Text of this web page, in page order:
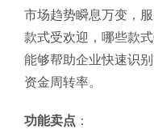
市场趋势瞬息万变，
款式受欢迎，哪些款
能够帮助企业快速识
资金周转率。
功能卖点 ：